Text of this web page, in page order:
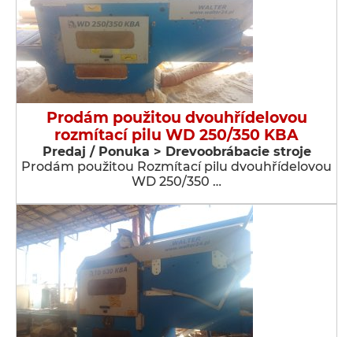
Prodám použitou dvouhřídelovou
rozmítací pilu WD 250/350 KBA
Predaj / Ponuka > Drevoobrábacie stroje
Prodám použitou Rozmítací pilu dvouhřídelovou
WD 250/350 …